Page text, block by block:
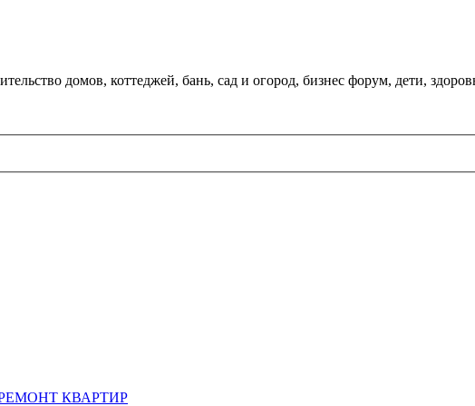
домов, коттеджей, бань, сад и огород, бизнес форум, дети,
КВАРТИР